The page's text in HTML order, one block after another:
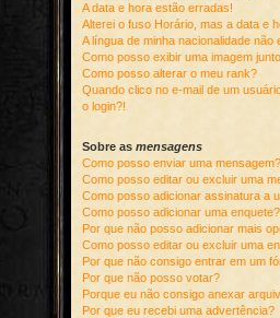
A data e hora estão erradas!
Alterei o fuso Horário, mas a data e
A língua de minha nacionalidade não
Como posso exibir uma imagem
Como posso alterar o meu rank?
Quando clico no e-mail de um
o login?!
Sobre as mensagens
Como posso enviar uma mensagem?
Como posso editar ou excluir uma
Como posso adicionar assinatura a
Como posso adicionar uma enquete?
Por que não posso adicionar mais
Como posso editar ou excluir uma
Por que não consigo entrar em um
Por que não posso votar?
Porque eu não consigo anexar
Por que eu recebi uma advertência?